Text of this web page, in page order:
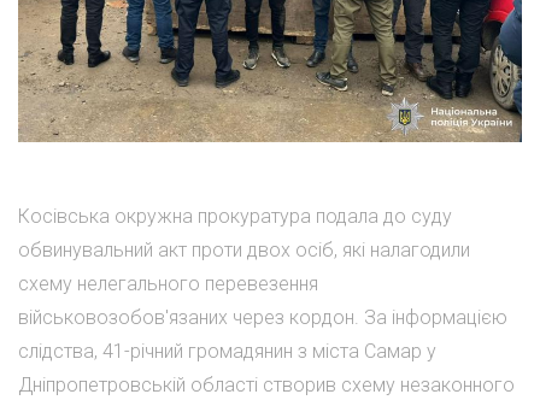
Косівська окружна прокуратура подала до суду
обвинувальний акт проти двох осіб, які налагодили
схему нелегального перевезення
військовозобов'язаних через кордон. За інформацією
слідства, 41-річний громадянин з міста Самар у
Дніпропетровській області створив схему незаконного